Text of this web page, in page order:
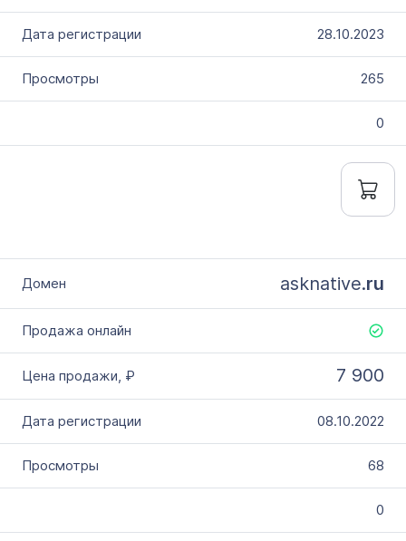
28.10.2023
265
0
asknative.ru
7 900
08.10.2022
68
0